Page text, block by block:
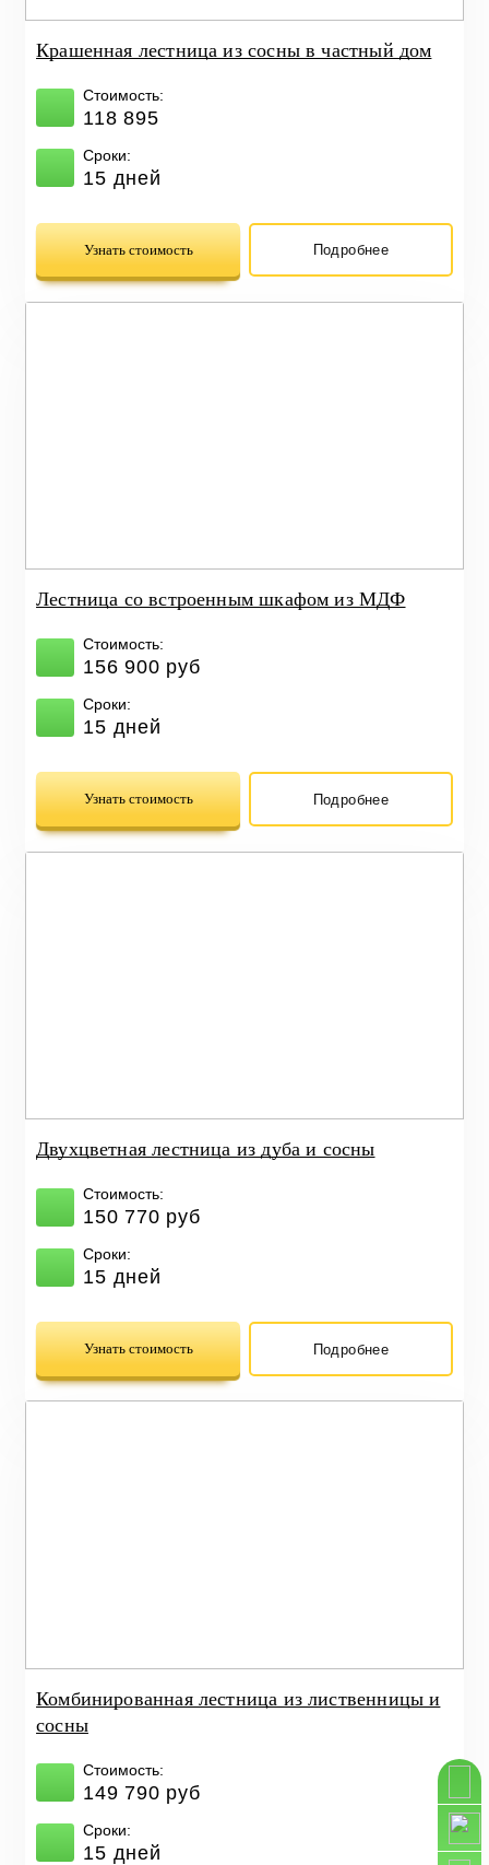
Крашенная лестница из сосны в частный дом
Стоимость:
118 895
Сроки:
15 дней
Узнать стоимость Подробнее
Лестница со встроенным шкафом из МДФ
Стоимость:
156 900 руб
Сроки:
15 дней
Узнать стоимость Подробнее
Двухцветная лестница из дуба и сосны
Стоимость:
150 770 руб
Сроки:
15 дней
Узнать стоимость Подробнее
Комбинированная лестница из лиственницы и
сосны
Стоимость:
149 790 руб
Сроки:
15 дней